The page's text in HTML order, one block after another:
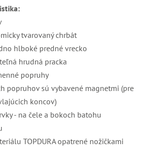
tvarovaný chrbát
hlboké predné vrecko
hrudná pracka
popruhy
popruhov sú vybavené magnetmi (pre
koncov)
- na čele a bokoch batohu
TOPDURA opatrené nožičkami